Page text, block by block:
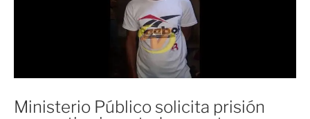
Ministerio Público solicita prisión